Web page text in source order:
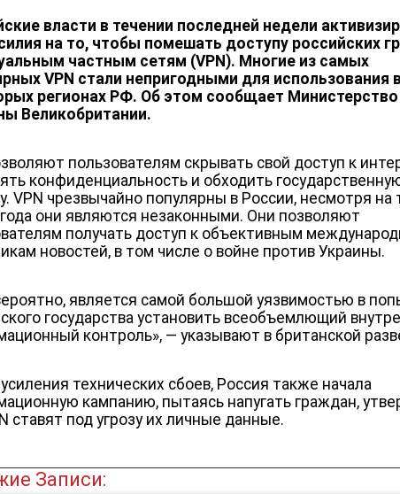
власти в течении последней недели
на то, чтобы помешать доступу российских
частным сетям (VPN). Многие из самых
VPN стали непригодными для использования
регионах РФ. Об этом сообщает Министерство
Великобритании.
пользователям скрывать свой доступ к
конфиденциальность и обходить
VPN чрезвычайно популярны в России, несмотря на
они являются незаконными. Они позволяют
получать доступ к объективным
новостей, в том числе о войне против Украины.
является самой большой уязвимостью в
государства установить всеобъемлющий
контроль», — указывают в британской
технических сбоев, Россия также начала
кампанию, пытаясь напугать граждан,
ставят под угрозу их личные данные.
Записи: